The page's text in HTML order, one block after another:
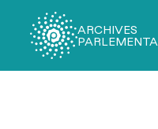
ARCHIVES